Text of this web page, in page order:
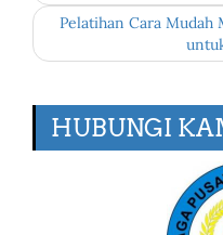
Pelatihan Cara Mudah
HUBUNGI